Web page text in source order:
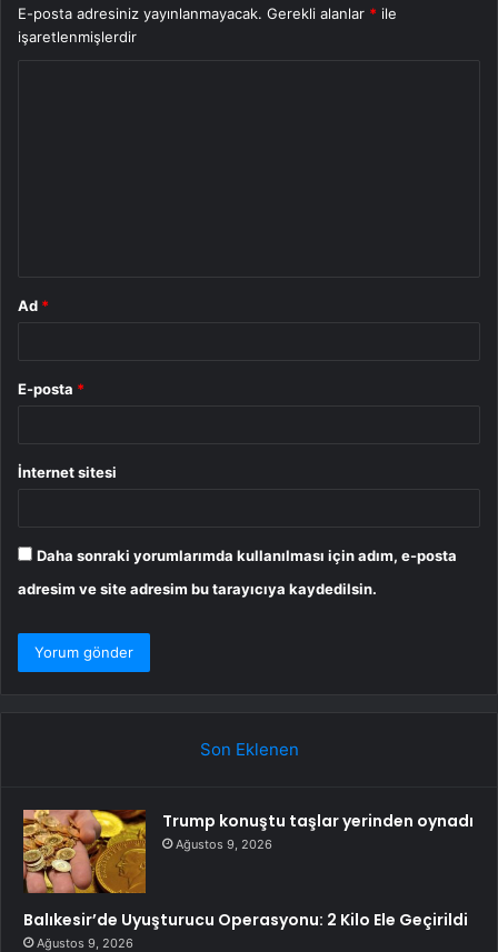
E-posta adresiniz yayınlanmayacak. Gerekli alanlar * ile
işaretlenmişlerdir
Ad *
E-posta *
İnternet sitesi
Daha sonraki yorumlarımda kullanılması için adım, e-posta
adresim ve site adresim bu tarayıcıya kaydedilsin.
Son Eklenen
Trump konuştu taşlar yerinden oynadı
Ağustos 9, 2026
Balıkesir’de Uyuşturucu Operasyonu: 2 Kilo Ele Geçirildi
Ağustos 9, 2026